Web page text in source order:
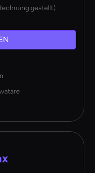
gestellt)